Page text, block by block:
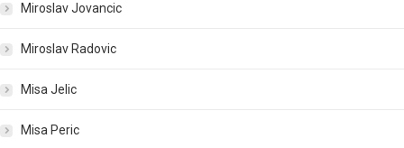
Miroslav Jovancic
Miroslav Radovic
Misa Jelic
Misa Peric